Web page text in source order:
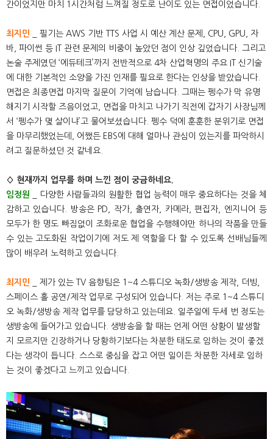
간이었지만 마치 1시간처럼 느껴질 정도로 난이도 있는 면접이었습니다.
최지민 _ 필기는 AWS 기반 TTS 사업 시 예산 계산 문제, CPU, GPU, 자
바, 파이썬 등 IT 관련 문제의 비중이 높았던 점이 인상 깊었습니다. 그리고
논술 주제였던 ‘에듀테크’까지 전반적으로 4차 산업혁명의 주요 IT 신기술
에 대한 기본적인 소양을 가진 인재를 필요로 한다는 인상을 받았습니다.
면접은 최종면접 마지막 질문이 기억에 남습니다. 그때는 펭수가 막 유명
해지기 시작할 즈음이었고, 면접을 마치고 나가기 직전에 갑자기 사장님께
서 ‘펭수가 몇 살이냐’고 물어보셨습니다. 펭수 덕에 훈훈한 분위기로 면접
을 마무리했었는데, 어쨌든 EBS에 대해 얼마나 관심이 있는지를 파악하시
려고 질문하셨던 것 같네요.
◊ 현재까지 업무를 하며 느낀 점이 궁금하네요.
임정원 _ 다양한 사람들과의 원활한 협업 능력이 매우 중요하다는 것을 체
감하고 있습니다. 방송은 PD, 작가, 출연자, 카메라, 편집자, 엔지니어 등
모두가 한 명도 빠짐없이 조화로운 협업을 수행해야만 하나의 작품을 만들
수 있는 고도화된 작업이기에 저도 제 역할을 다 할 수 있도록 선배님들께
많이 배우려 노력하고 있습니다.
최지민 _ 제가 있는 TV 음향팀은 1~4 스튜디오 녹화/생방송 제작, 더빙,
스페이스 홀 공연/제작 업무로 구성되어 있습니다. 저는 주로 1~4 스튜디
오 녹화/생방송 제작 업무를 담당하고 있는데요. 일주일에 두세 번 정도는
생방송에 들어가고 있습니다. 생방송을 할 때는 언제 어떤 상황이 발생할
지 모르지만 긴장하거나 당황하기보다는 차분한 태도로 임하는 것이 좋겠
다는 생각이 듭니다. 스스로 중심을 잡고 어떤 일이든 차분한 자세로 임하
는 것이 좋겠다고 느끼고 있습니다.